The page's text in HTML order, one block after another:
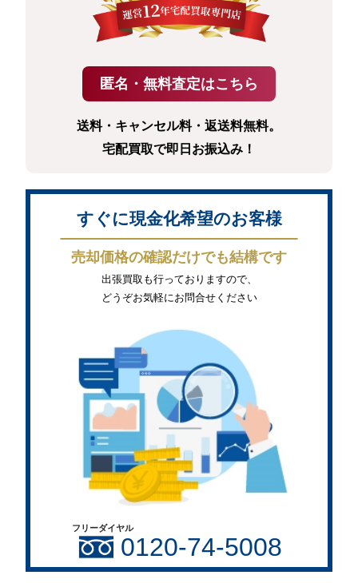
送料・キャンセル料・返送料無料。
宅配買取で即日お振込み！
すぐに現金化希望のお客様
売却価格の確認だけでも結構です
出張買取も行っておりますので、
どうぞお気軽にお問合せください
フリーダイヤル
0120-74-5008